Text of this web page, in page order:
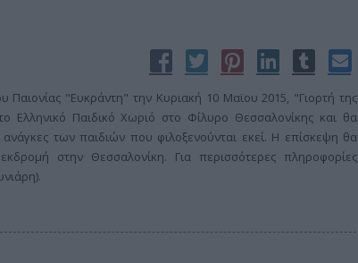
Παιονίας "Ευκράντη" την Κυριακή 10 Μαϊου 2015, "Γιορτή της
Ελληνικό Παιδικό Χωριό στο Φίλυρο Θεσσαλονίκης και θα
ανάγκες των παιδιών που φιλοξενούνται εκεί. Η επίσκεψη θα
στην Θεσσαλονίκη. Για περισσότερες πληροφορίες